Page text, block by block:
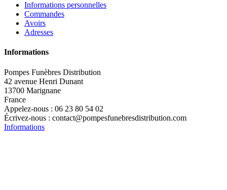
Informations personnelles
Commandes
Avoirs
Adresses
Informations
Pompes Funèbres Distribution
42 avenue Henri Dunant
13700 Marignane
France
Appelez-nous : 06 23 80 54 02
Écrivez-nous : contact@pompesfunebresdistribution.com
Informations